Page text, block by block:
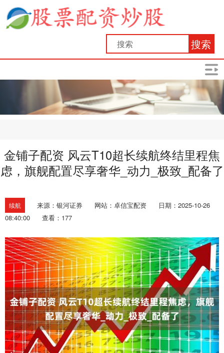
搜索
金铺子配资 风云T10超长续航终结里程焦
虑，旗舰配置尽享奢华_动力_极致_配备了
续航 来源：银河证券 网站：卓信宝配资
日期：2025-10-26
08:40:00
查看：177